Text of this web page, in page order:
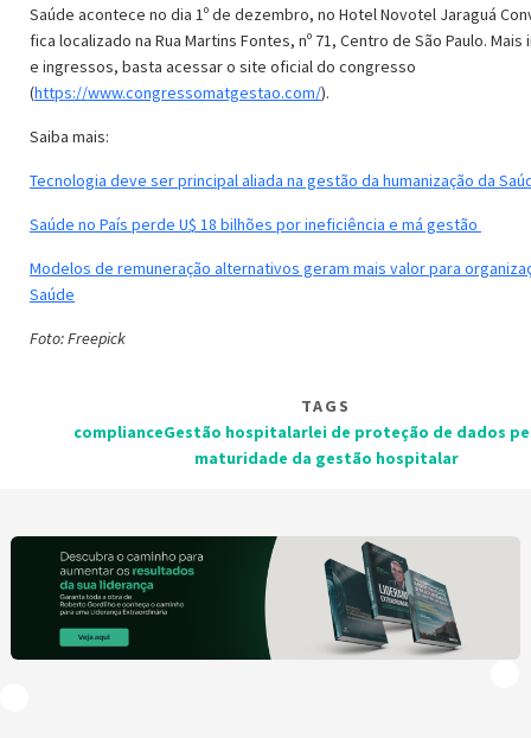
Saúde acontece no dia 1º de dezembro, no Hotel Novotel Jaraguá
fica localizado na Rua Martins Fontes, nº 71, Centro de São Paulo.
e ingressos, basta acessar o site oficial do congresso
(https://www.congressomatgestao.com/).
Saiba mais:
Tecnologia deve ser principal aliada na gestão da humanização da
Saúde no País perde U$ 18 bilhões por ineficiência e má gestão
Modelos de remuneração alternativos geram mais valor para
Saúde
Foto: Freepick
TAGS
complianceGestão hospitalarlei de proteção de dados
maturidade da gestão hospitalar